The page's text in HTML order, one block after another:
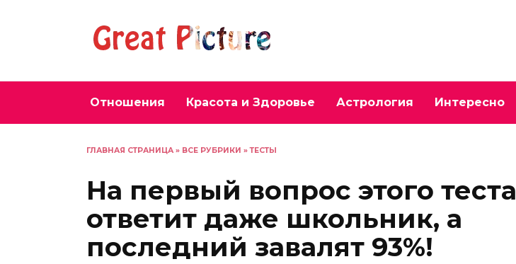
Отношения Красота и Здоровье Астрология Интересно
ГЛАВНАЯ СТРАНИЦА » ВСЕ РУБРИКИ »ТЕСТЫ
На первый вопрос этого теста
ответит даже школьник, а
последний завалят 93%!